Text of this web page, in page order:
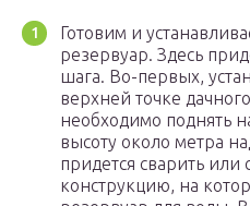
Готовим и
резервуар. Здесь
шага. Во-первых,
верхней точке
необходимо поднять
высоту около метра
придется сварить
конструкцию, на